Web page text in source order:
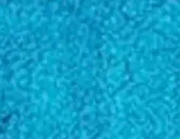
voisi muuten parantaa, anna palautetta.